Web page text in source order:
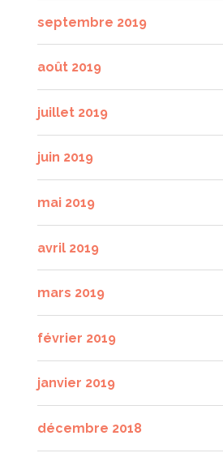
septembre 2019
août 2019
juillet 2019
juin 2019
mai 2019
avril 2019
mars 2019
février 2019
janvier 2019
décembre 2018